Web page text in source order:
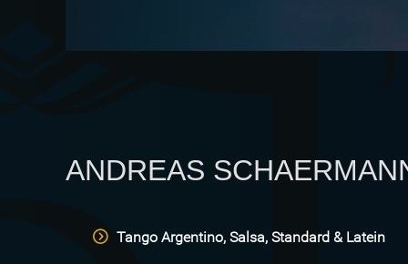
ANDREAS
Tango Argentino, Salsa, Standard & Latein